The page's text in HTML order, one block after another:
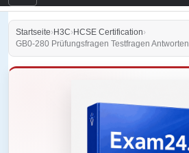
Startseite›H3C›HCSE Certification›
GB0-280 Prüfungsfragen Testfragen Antworten